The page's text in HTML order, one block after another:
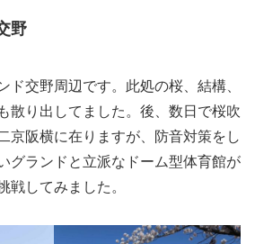
野
ド交野周辺です。此処の桜、結構、
散り出してました。後、数日で桜吹
京阪横に在りますが、防音対策をし
グランドと立派なドーム型体育館が
してみました。